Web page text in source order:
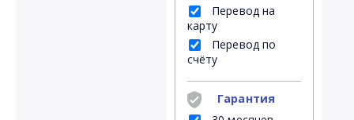
Перевод на
карту
Перевод по
счёту
Гарантия